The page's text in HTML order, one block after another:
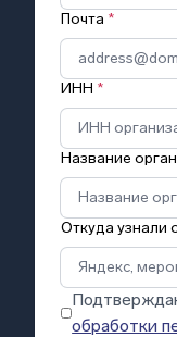
Почта *
ИНН *
Название
Откуда узнали
обработки